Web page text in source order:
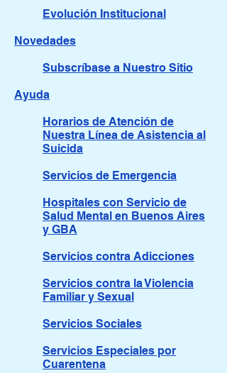
Evolución Institucional
Novedades
Subscríbase a Nuestro Sitio
Ayuda
Horarios de Atención de
Nuestra Línea de Asistencia al
Suicida
Servicios de Emergencia
Hospitales con Servicio de
Salud Mental en Buenos Aires
y GBA
Servicios contra Adicciones
Servicios contra la Violencia
Familiar y Sexual
Servicios Sociales
Servicios Especiales por
Cuarentena